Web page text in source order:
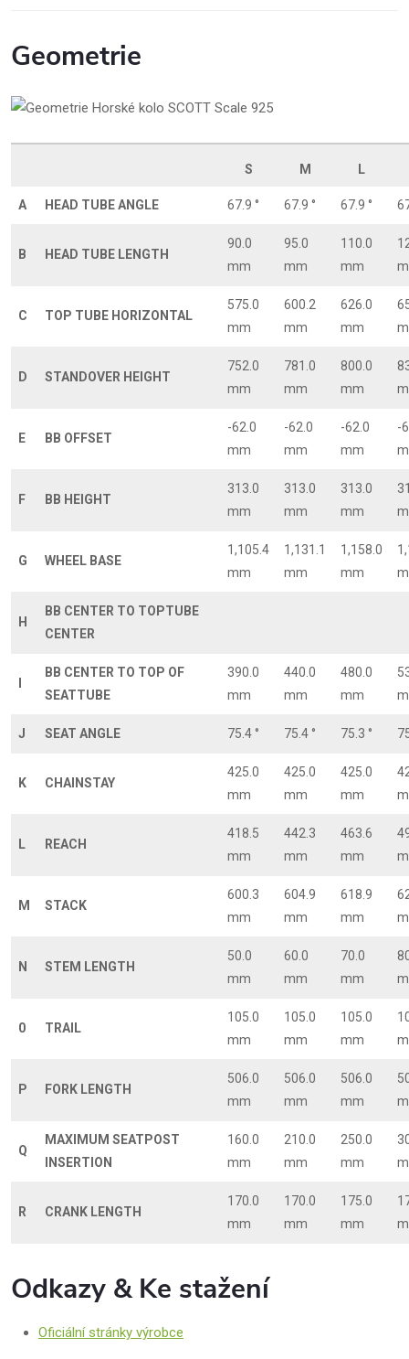
Geometrie
S M L
A HEAD TUBE ANGLE 67.9 ° 67.9 ° 67.9 °
B HEAD TUBE LENGTH
90.0
mm
95.0
mm
110.0
mm
C TOP TUBE HORIZONTAL
575.0
mm
600.2
mm
626.0
mm
D STANDOVER HEIGHT
752.0
mm
781.0
mm
800.0
mm
E BB OFFSET
-62.0
mm
-62.0
mm
-62.0
mm
-
F BB HEIGHT
313.0
mm
313.0
mm
313.0
mm
G WHEEL BASE
1,105.4
mm
1,131.1
mm
1,158.0
mm
H
BB CENTER TO TOPTUBE
CENTER
BB CENTER TO TOP OF
SEATTUBE
390.0
mm
440.0
mm
480.0
mm
J SEAT ANGLE 75.4 ° 75.4 ° 75.3 °
K CHAINSTAY
425.0
mm
425.0
mm
425.0
mm
L REACH
418.5
mm
442.3
mm
463.6
mm
M STACK
600.3
mm
604.9
mm
618.9
mm
N STEM LENGTH
50.0
mm
60.0
mm
70.0
mm
0 TRAIL
105.0
mm
105.0
mm
105.0
mm
P FORK LENGTH
506.0
mm
506.0
mm
506.0
mm
Q
MAXIMUM SEATPOST
INSERTION
160.0
mm
210.0
mm
250.0
mm
R CRANK LENGTH
170.0
mm
170.0
mm
175.0
mm
Odkazy & Ke stažení
Oficiální stránky výrobce